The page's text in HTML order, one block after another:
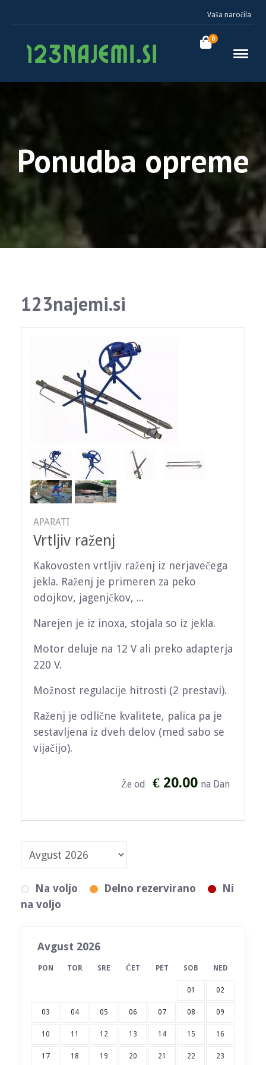
Vaša naročila
0
Ponudba opreme
123najemi.si
APARATI
Vrtljiv raženj
Kakovosten vrtljiv raženj iz nerjavečega
jekla. Raženj je primeren za peko
odojkov, jagenjčkov, ...
Narejen je iz inoxa, stojala so iz jekla.
Motor deluje na 12 V ali preko adapterja
220 V.
Možnost regulacije hitrosti (2 prestavi).
Raženj je odlične kvalitete, palica pa je
sestavljena iz dveh delov (med sabo se
vijačijo).
Že od € 20.00 na Dan
Na voljo Delno rezervirano
Ni
na voljo
Avgust 2026
PON TOR SRE ČET PET SOB NED
01 02
03 04 05 06 07 08 09
10 11 12 13 14 15 16
17 18 19 20 21 22 23